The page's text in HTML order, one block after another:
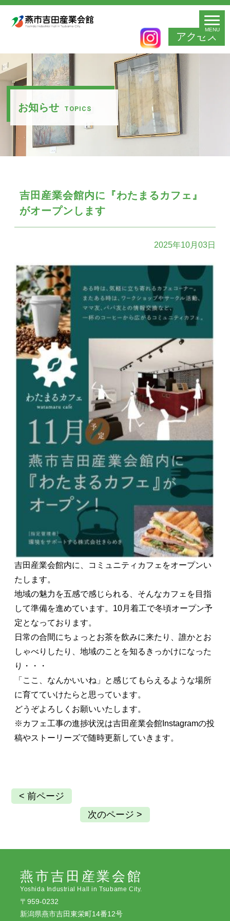
アクセス
MENU
お知らせ TOPICS
吉田産業会館内に『わたまるカフェ』
がオープンします
2025年10月03日
吉田産業会館内に、コミュニティカフェをオープンい
たします。
地域の魅力を五感で感じられる、そんなカフェを目指
して準備を進めています。10月着工で冬頃オープン予
定となっております。
日常の合間にちょっとお茶を飲みに来たり、誰かとお
しゃべりしたり、地域のことを知るきっかけになった
り・・・
「ここ、なんかいいね」と感じてもらえるような場所
に育てていけたらと思っています。
どうぞよろしくお願いいたします。
※カフェ工事の進捗状況は吉田産業会館Instagramの投
稿やストーリーズで随時更新していきます。
< 前ページ
次のページ >
燕市吉田産業会館
Yoshida Industrial Hall in Tsubame City.
〒959-0232
新潟県燕市吉田東栄町14番12号